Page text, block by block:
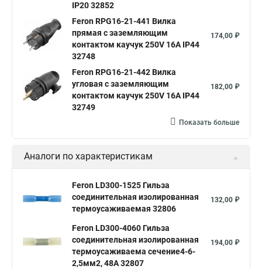
IP20 32852
Feron RPG16-21-441 Вилка
прямая с заземляющим
контактом каучук 250V 16A IP44
32748
174,00 ₽
Feron RPG16-21-442 Вилка
угловая с заземляющим
контактом каучук 250V 16A IP44
32749
182,00 ₽
Показать больше
Аналоги по характеристикам
Feron LD300-1525 Гильза
соединительная изолированная
термоусаживаемая 32806
132,00 ₽
Feron LD300-4060 Гильза
соединительная изолированная
термоусаживаема сечение4-6-
2,5мм2, 48A 32807
194,00 ₽